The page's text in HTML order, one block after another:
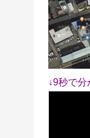
↓9秒で